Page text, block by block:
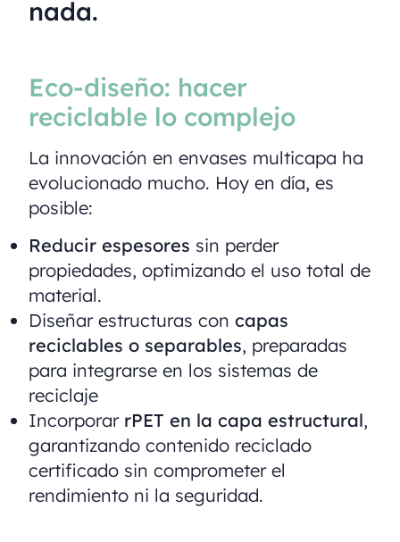
nada.
Eco-diseño: hacer
reciclable lo complejo
La innovación en envases multicapa ha
evolucionado mucho. Hoy en día, es
posible:
Reducir espesores sin perder
propiedades, optimizando el uso total de
material.
Diseñar estructuras concapas
reciclables o separables, preparadas
para integrarse en los sistemas de
reciclaje
Incorporar rPET en la capa estructural,
garantizando contenido reciclado
certificado sin comprometer el
rendimiento ni la seguridad.